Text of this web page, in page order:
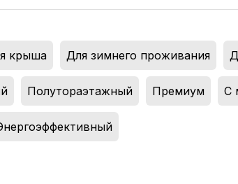
крыша Для зимнего проживания
Полутораэтажный Премиум С